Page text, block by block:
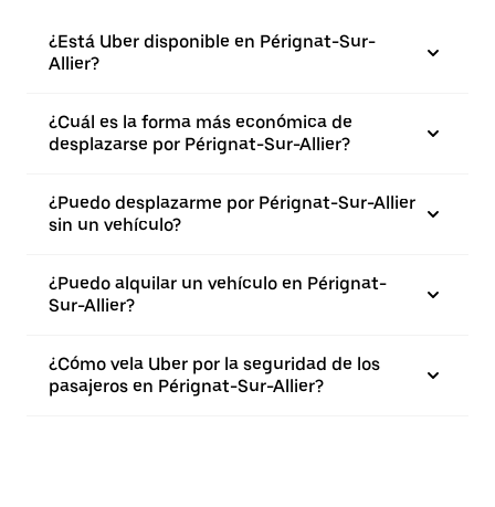
¿Está Uber disponible en Pérignat-Sur-
Allier?
¿Cuál es la forma más económica de
desplazarse por Pérignat-Sur-Allier?
¿Puedo desplazarme por Pérignat-Sur-Allier
sin un vehículo?
¿Puedo alquilar un vehículo en Pérignat-
Sur-Allier?
¿Cómo vela Uber por la seguridad de los
pasajeros en Pérignat-Sur-Allier?